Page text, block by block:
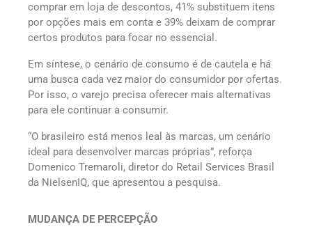
comprar em loja de descontos, 41% substituem itens
por opções mais em conta e 39% deixam de comprar
certos produtos para focar no essencial.
Em síntese, o cenário de consumo é de cautela e há
uma busca cada vez maior do consumidor por ofertas.
Por isso, o varejo precisa oferecer mais alternativas
para ele continuar a consumir.
“O brasileiro está menos leal às marcas, um cenário
ideal para desenvolver marcas próprias”, reforça
Domenico Tremaroli, diretor do Retail Services Brasil
da NielsenIQ, que apresentou a pesquisa.
MUDANÇA DE PERCEPÇÃO